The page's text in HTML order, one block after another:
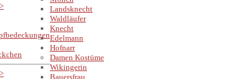
Landsknecht
Waldläufer
Knecht
Edelmann
Hofnarr
Damen Kostüme
Wikingerin
Bauersfrau